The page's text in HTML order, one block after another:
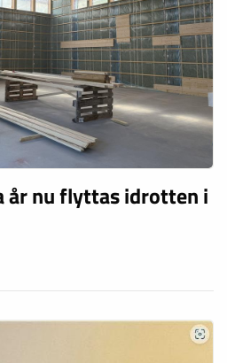
år nu flyttas idrotten i